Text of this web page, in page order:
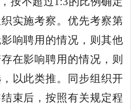
实施考察。优先考察第
响聘用的情况，则其他
在影响聘用的情况，则
以此类推。
同步组织开
束后，按照有关规定程